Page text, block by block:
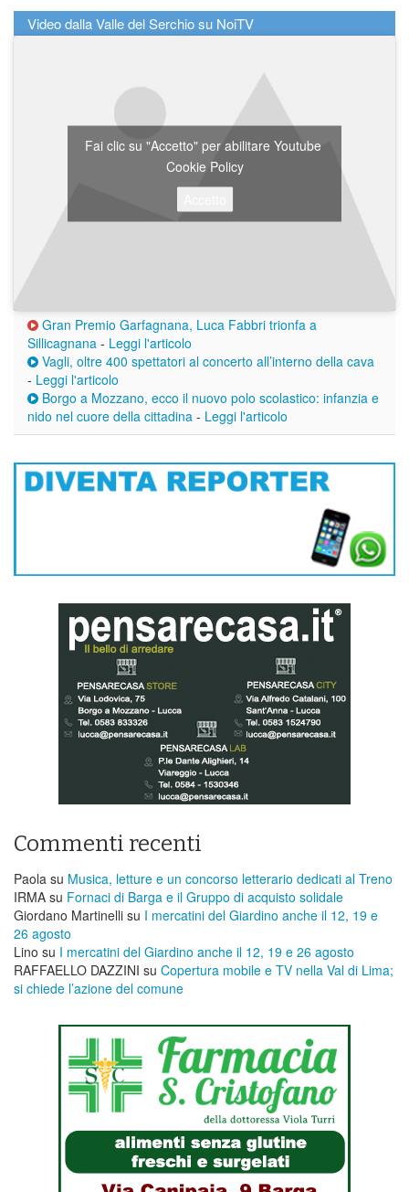
Video dalla Valle del Serchio su NoiTV
Fai clic su "Accetto" per abilitare Youtube
Cookie Policy
Gran Premio Garfagnana, Luca Fabbri trionfa a
Sillicagnana - Leggi l'articolo
Vagli, oltre 400 spettatori al concerto all’interno della cava
- Leggi l'articolo
Borgo a Mozzano, ecco il nuovo polo scolastico: infanzia e
nido nel cuore della cittadina - Leggi l'articolo
Commenti recenti
Paola su Musica, letture e un concorso letterario dedicati al Treno
IRMA su Fornaci di Barga e il Gruppo di acquisto solidale
Giordano Martinelli su I mercatini del Giardino anche il 12, 19 e
26 agosto
Lino su I mercatini del Giardino anche il 12, 19 e 26 agosto
RAFFAELLO DAZZINI su ​Copertura mobile e TV nella Val di Lima;
si chiede l’azione del comune